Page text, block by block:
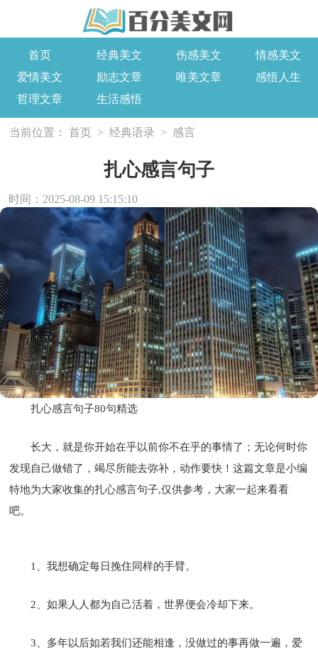
首页 经典美文 伤感美文
情感美文
爱情美文
励志文章 唯美文章
感悟人生
哲理文章
生活感悟
当前位置： 首页 > 经典语录 > 感言
扎心感言句子
时间：2025-08-09 15:15:10
扎心感言句子80句精选
长大，就是你开始在乎以前你不在乎的事情了；无论何时你
发现自己做错了，竭尽所能去弥补，动作要快！这篇文章是小编
特地为大家收集的扎心感言句子,仅供参考，大家一起来看看
吧。
1、我想确定每日挽住同样的手臂。
2、如果人人都为自己活着，世界便会冷却下来。
3、多年以后如若我们还能相逢，没做过的事再做一遍，爱